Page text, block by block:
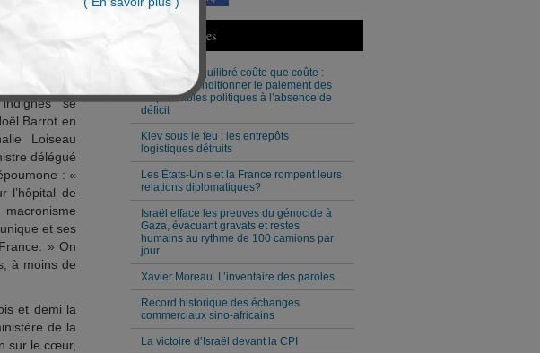
retiré
les
français,
de l’Union
se
Barrot en
Loiseau
délégué
: «
l’hôpital de
et ses
» On
à moins de
et demi la
de la
sur le cœur,
Derniers Articles
Un budget équilibré coûte que coûte :
Milei veut conditionner le paiement des
responsables politiques à l’absence de
déficit
Kiev sous le feu : les entrepôts
logistiques détruits
Les États-Unis et la France rompent leurs
relations diplomatiques?
Israël efface les preuves du génocide à
Gaza, évacuant gravats et restes
humains au rythme de 100 camions par
jour
Xavier Moreau. L’inventaire des paroles
Record historique des échanges
commerciaux sino-africains
La victoire d’Israël devant la CPI